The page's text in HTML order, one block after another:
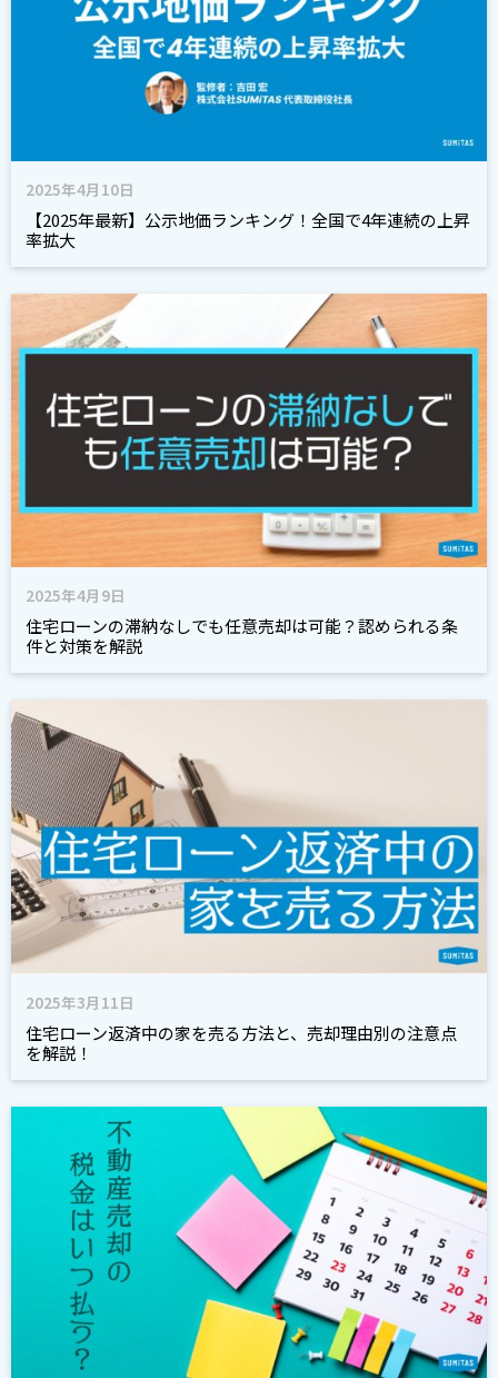
2025年4月10日
【2025年最新】公示地価ランキング！全国で4年連続の上昇
率拡大
2025年4月9日
住宅ローンの滞納なしでも任意売却は可能？認められる条
件と対策を解説
2025年3月11日
住宅ローン返済中の家を売る方法と、売却理由別の注意点
を解説！